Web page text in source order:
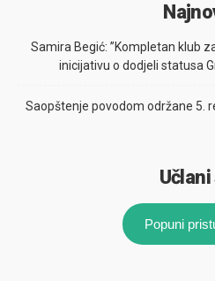
Samira Begić: ”Kompletan klub
inicijativu o dodjeli statusa
Saopštenje povodom održane 5.
Popuni